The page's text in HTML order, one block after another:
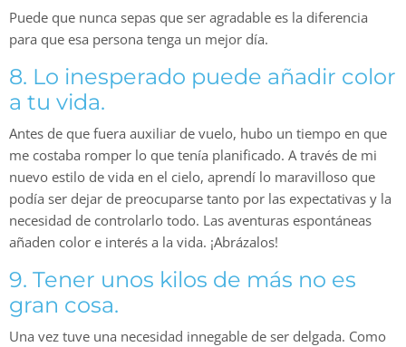
Puede que nunca sepas que ser agradable es la diferencia
para que esa persona tenga un mejor día.
8. Lo inesperado puede añadir color
a tu vida.
Antes de que fuera auxiliar de vuelo, hubo un tiempo en que
me costaba romper lo que tenía planificado. A través de mi
nuevo estilo de vida en el cielo, aprendí lo maravilloso que
podía ser dejar de preocuparse tanto por las expectativas y la
necesidad de controlarlo todo. Las aventuras espontáneas
añaden color e interés a la vida. ¡Abrázalos!
9. Tener unos kilos de más no es
gran cosa.
Una vez tuve una necesidad innegable de ser delgada. Como